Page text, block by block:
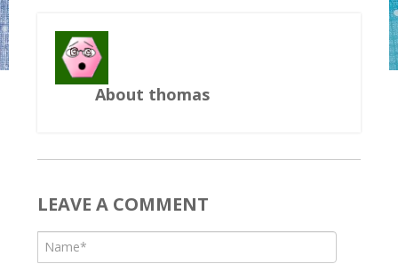
About thomas
LEAVE A COMMENT